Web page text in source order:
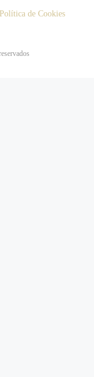
Política de Cookies